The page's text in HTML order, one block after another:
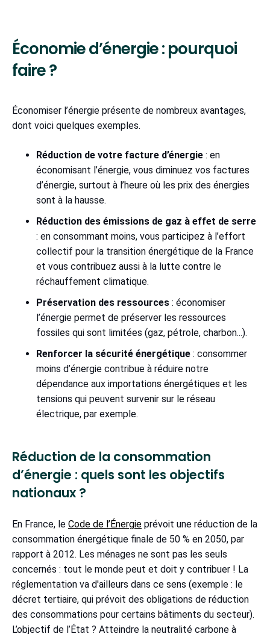
Économie d’énergie : pourquoi
faire ?
Économiser l’énergie présente de nombreux avantages,
dont voici quelques exemples.
Réduction de votre facture d’énergie : en
économisant l’énergie, vous diminuez vos factures
d’énergie, surtout à l’heure où les prix des énergies
sont à la hausse.
Réduction des émissions de gaz à effet de serre
: en consommant moins, vous participez à l’effort
collectif pour la transition énergétique de la France
et vous contribuez aussi à la lutte contre le
réchauffement climatique.
Préservation des ressources : économiser
l’énergie permet de préserver les ressources
fossiles qui sont limitées (gaz, pétrole, charbon...).
Renforcer la sécurité énergétique : consommer
moins d’énergie contribue à réduire notre
dépendance aux importations énergétiques et les
tensions qui peuvent survenir sur le réseau
électrique, par exemple.
Réduction de la consommation
d’énergie : quels sont les objectifs
nationaux ?
En France, le Code de l’Énergie prévoit une réduction de la
consommation énergétique finale de 50 % en 2050, par
rapport à 2012. Les ménages ne sont pas les seuls
concernés : tout le monde peut et doit y contribuer ! La
réglementation va d'ailleurs dans ce sens (exemple : le
décret tertiaire, qui prévoit des obligations de réduction
des consommations pour certains bâtiments du secteur).
L’objectif de l’État ? Atteindre la neutralité carbone à